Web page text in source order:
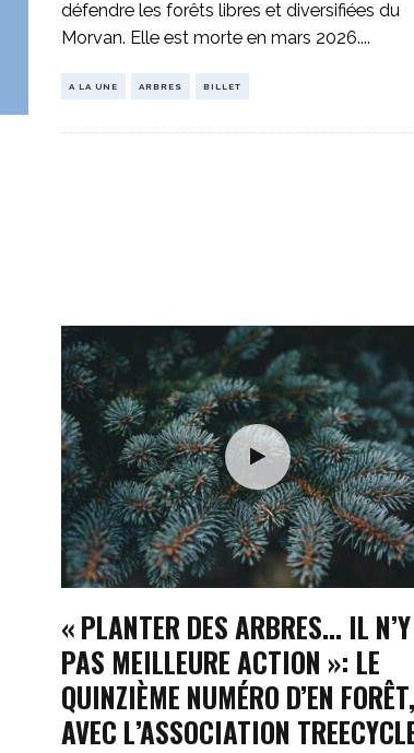
défendre les forêts libres et diversifiées du
Morvan. Elle est morte en mars 2026....
A LA UNE ARBRES BILLET
« PLANTER DES ARBRES… IL
PAS MEILLEURE ACTION »: LE
QUINZIÈME NUMÉRO D’EN FORÊT,
AVEC L’ASSOCIATION